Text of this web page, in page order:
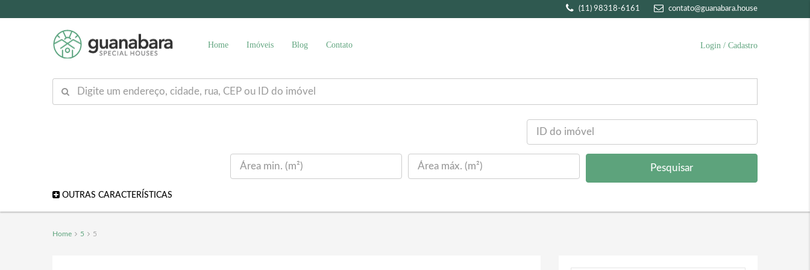
(11) 98318-6161 contato@guanabara.house
Home Imóveis Blog Contato Login / Cadastro
Pesquisar
OUTRAS CARACTERÍSTICAS
Home 5 5